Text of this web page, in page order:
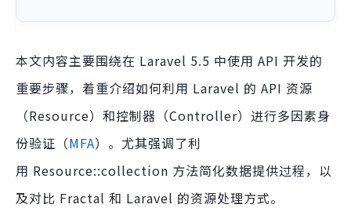
本文内容主要围绕在 Laravel 5.5 中使用 API 开发的
重要步骤，着重介绍如何利用 Laravel 的 API 资源
（Resource）和控制器（Controller）进行多因素身
份验证（MFA）。尤其强调了利
用 Resource::collection 方法简化数据提供过程，以
及对比 Fractal 和 Laravel 的资源处理方式。